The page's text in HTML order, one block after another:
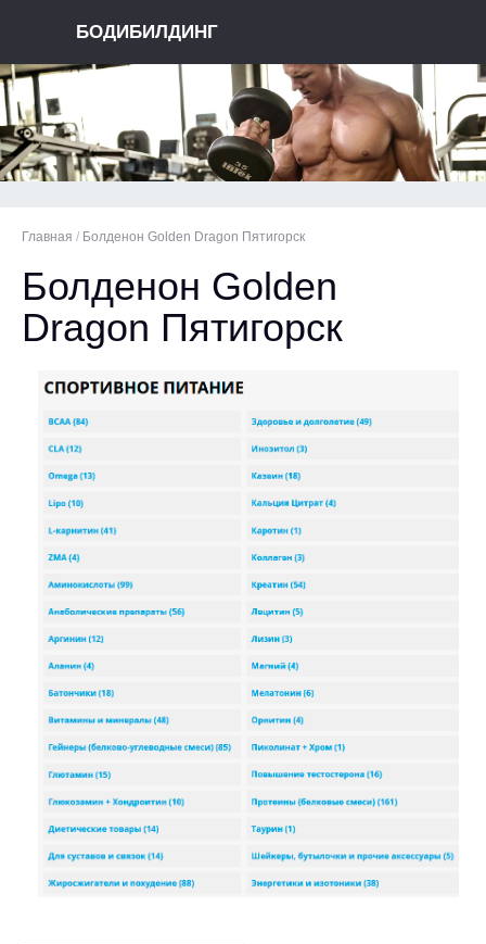
БОДИБИЛДИНГ
Главная / Болденон Golden Dragon Пятигорск
Болденон Golden
Dragon Пятигорск